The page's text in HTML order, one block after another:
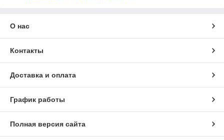
О нас
Контакты
Доставка и оплата
График работы
Полная версия сайта